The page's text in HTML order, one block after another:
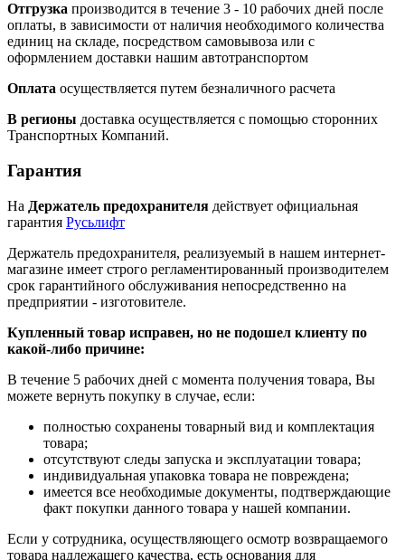
Отгрузка производится в течение 3 - 10 рабочих дней после
оплаты, в зависимости от наличия необходимого количества
единиц на складе, посредством самовывоза или с
оформлением доставки нашим автотранспортом
Оплата осуществляется путем безналичного расчета
В регионы доставка осуществляется с помощью сторонних
Транспортных Компаний.
Гарантия
На Держатель предохранителя действует официальная
гарантия Русьлифт
Держатель предохранителя, реализуемый в нашем интернет-
магазине имеет строго регламентированный производителем
срок гарантийного обслуживания непосредственно на
предприятии - изготовителе.
Купленный товар исправен, но не подошел клиенту по
какой-либо причине:
В течение 5 рабочих дней с момента получения товара, Вы
можете вернуть покупку в случае, если:
полностью сохранены товарный вид и комплектация
товара;
отсутствуют следы запуска и эксплуатации товара;
индивидуальная упаковка товара не повреждена;
имеется все необходимые документы, подтверждающие
факт покупки данного товара у нашей компании.
Если у сотрудника, осуществляющего осмотр возвращаемого
товара надлежащего качества, есть основания для